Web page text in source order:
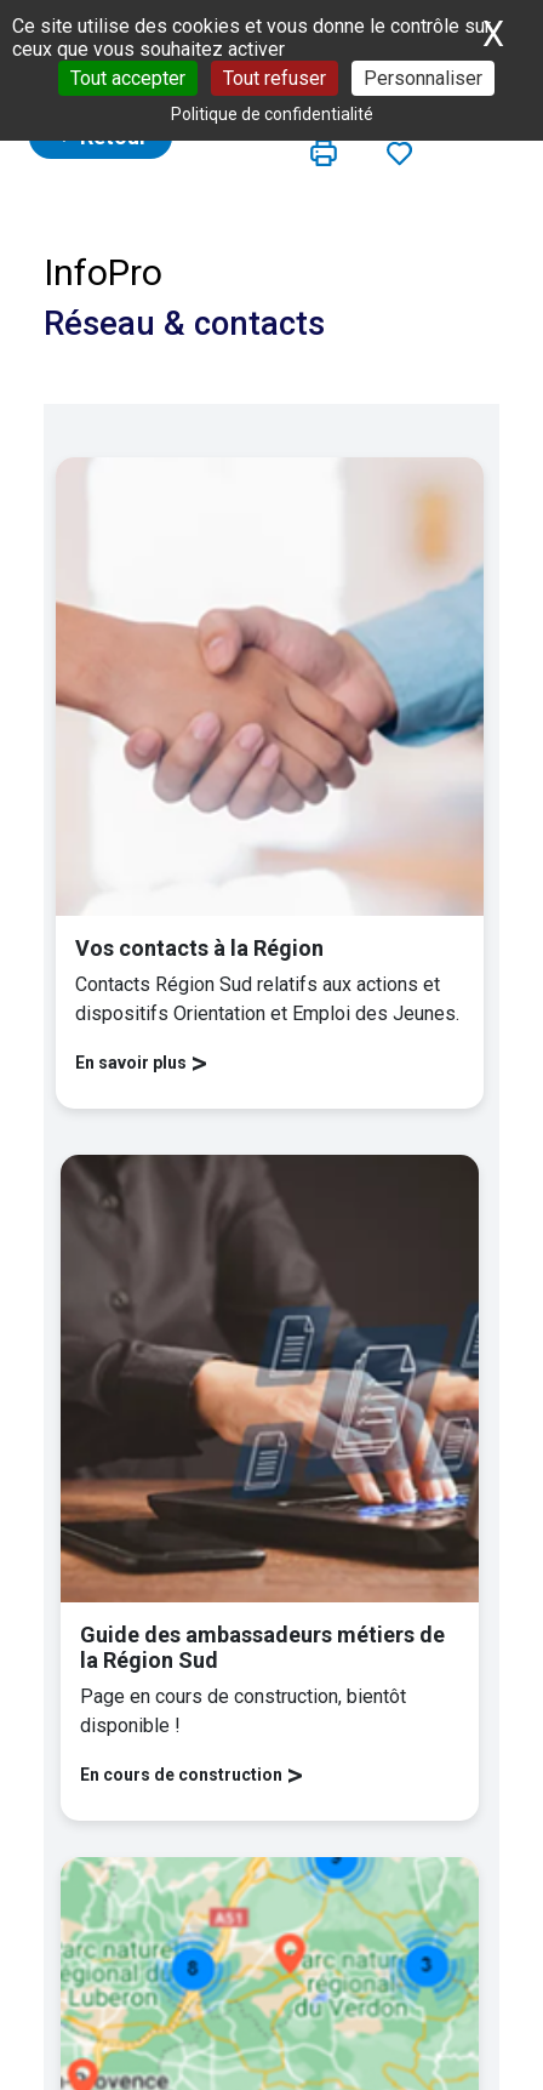
Panneau de gestion des cookies
Ce site utilise des cookies et vous donne le contrôle sur
ceux que vous souhaitez activer
Tout accepter
Tout refuser Personnaliser
Politique de confidentialité
X
Retour
InfoPro
Réseau & contacts
Vos contacts à la Région
Contacts Région Sud relatifs aux actions et
dispositifs Orientation et Emploi des Jeunes.
En savoir plus >
Guide des ambassadeurs métiers de
la Région Sud
Page en cours de construction, bientôt
disponible !
En cours de construction >